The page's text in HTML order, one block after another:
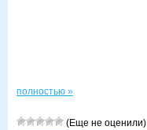
полностью »
(Еще не оценили)